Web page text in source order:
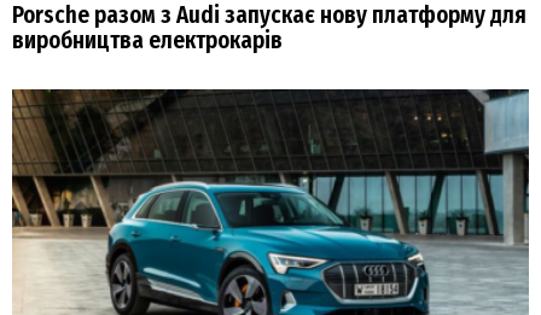
Porsche разом з Audi запускає нову платформу для
виробництва електрокарів